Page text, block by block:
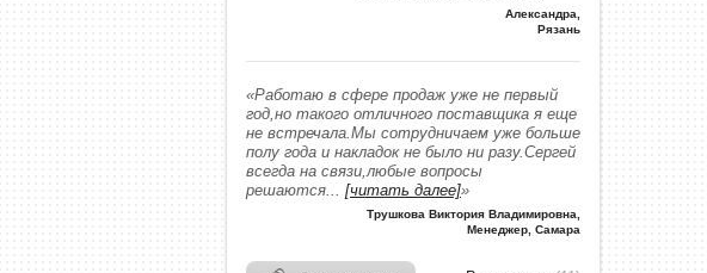
Александра
Рязань
«Работаю в сфере продаж уже не первый
год,но такого отличного поставщика я еще
не встречала.Мы сотрудничаем уже больше
полу года и накладок не было ни разу.Сергей
всегда на связи,любые вопросы
решаются... [читать далее]»
Трушкова Виктория Владимировна
Менеджер, Самара